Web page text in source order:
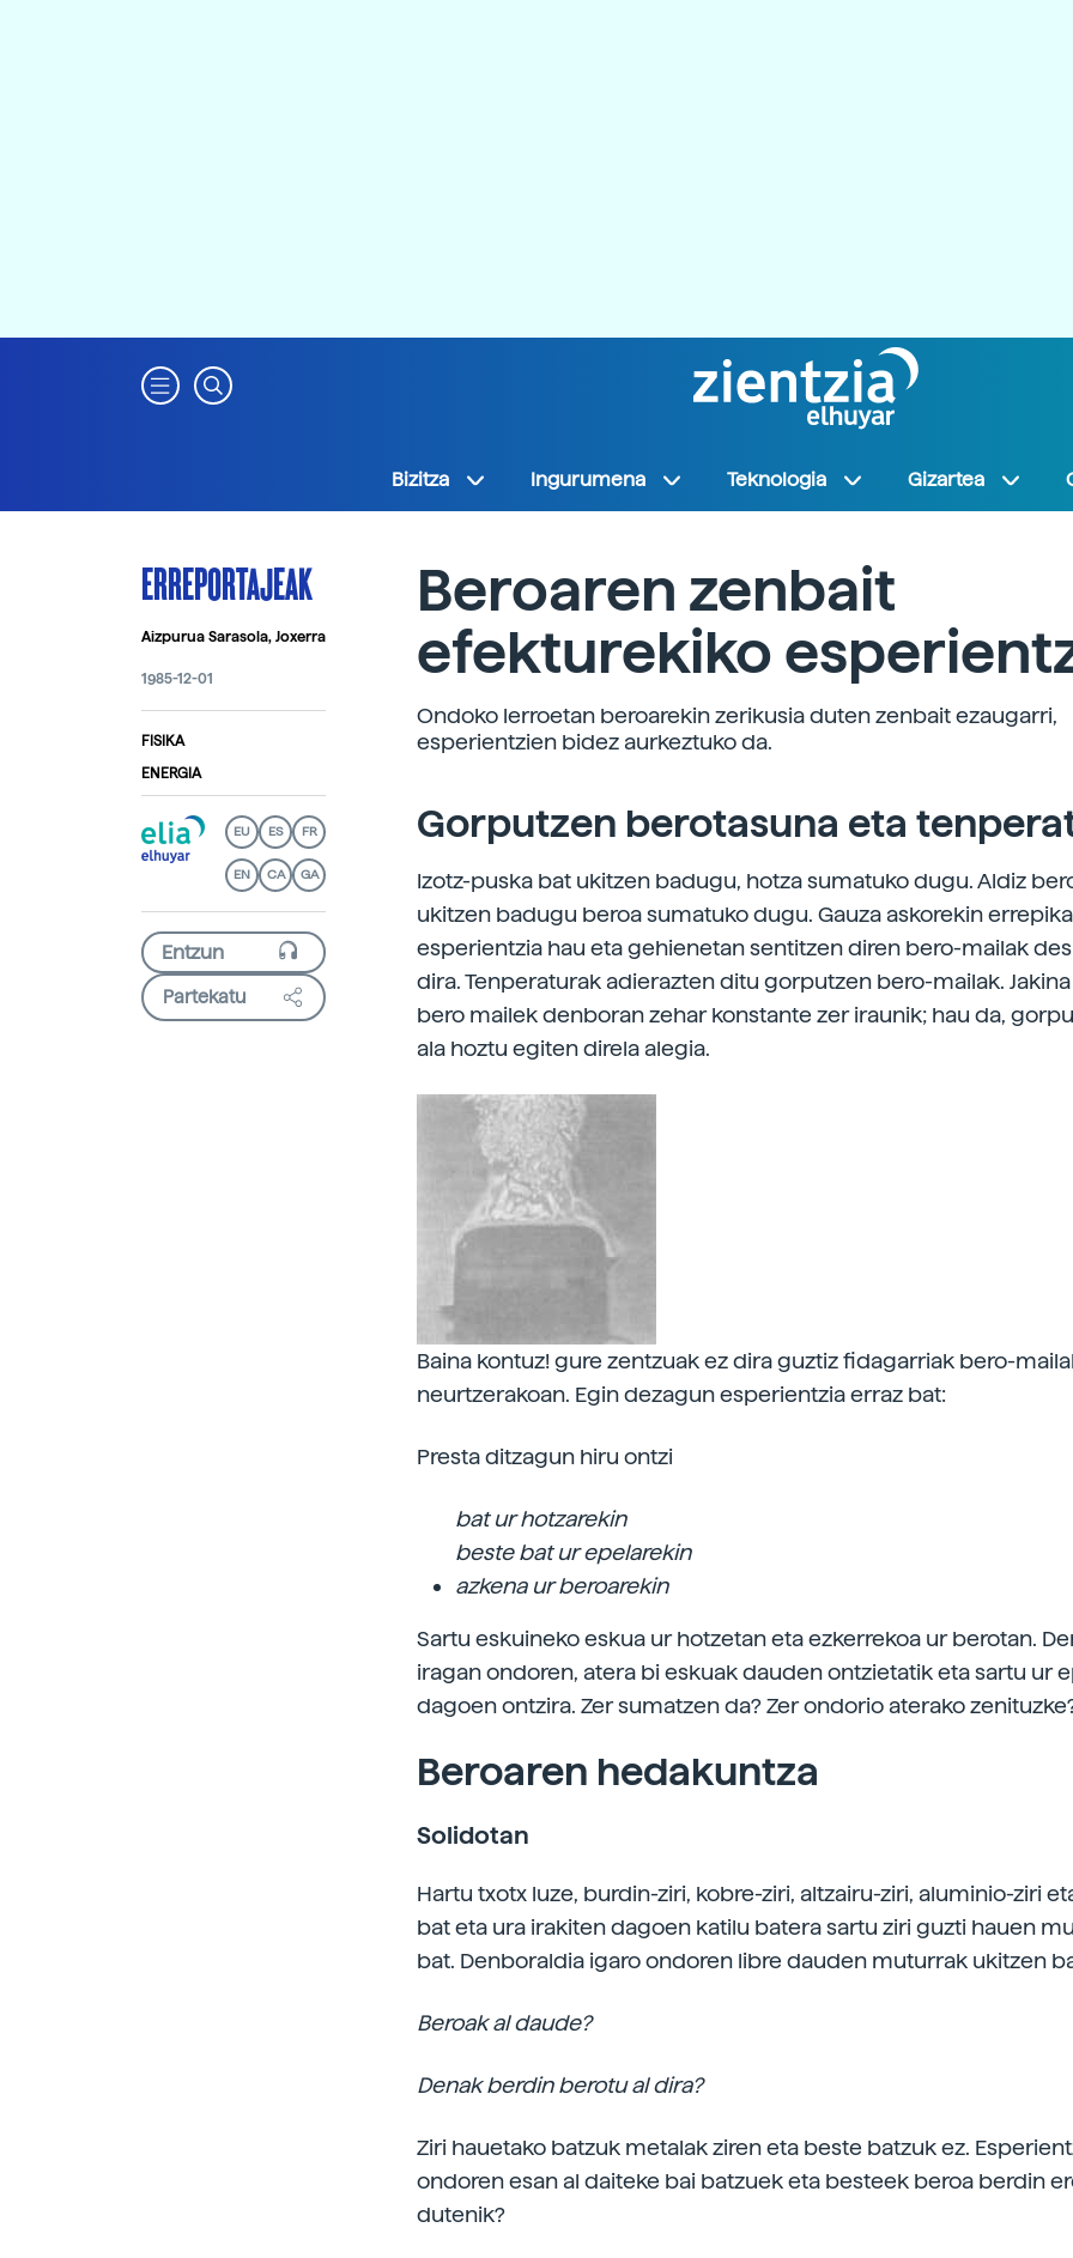
Bizitza Ingurumena Teknologia Gizartea
ERREPORTAJEAK
Aizpurua Sarasola, Joxerra
1985-12-01
FISIKA
ENERGIA
EU ES FR
EN CA GA
Partekatu
Beroaren zenbait
efekturekiko
Ondoko lerroetan beroarekin zerikusia duten zenbait ezaugarri,
esperientzien bidez aurkeztuko da.
Gorputzen berotasuna eta
Izotz-puska bat ukitzen badugu, hotza sumatuko dugu. Aldiz
ukitzen badugu beroa sumatuko dugu. Gauza askorekin
esperientzia hau eta gehienetan sentitzen diren bero-mailak
dira. Tenperaturak adierazten ditu gorputzen bero-mailak.
bero mailek denboran zehar konstante zer iraunik; hau da,
ala hoztu egiten direla alegia.
Baina kontuz! gure zentzuak ez dira guztiz fidagarriak bero-
neurtzerakoan. Egin dezagun esperientzia erraz bat:
Presta ditzagun hiru ontzi
bat ur hotzarekin
beste bat ur epelarekin
azkena ur beroarekin
Sartu eskuineko eskua ur hotzetan eta ezkerrekoa ur berotan.
iragan ondoren, atera bi eskuak dauden ontzietatik eta sartu ur
dagoen ontzira. Zer sumatzen da? Zer ondorio aterako
Beroaren hedakuntza
Solidotan
Hartu txotx luze, burdin-ziri, kobre-ziri, altzairu-ziri, aluminio-ziri
bat eta ura irakiten dagoen katilu batera sartu ziri guzti hauen
bat. Denboraldia igaro ondoren libre dauden muturrak ukitzen
Beroak al daude?
Denak berdin berotu al dira?
Ziri hauetako batzuk metalak ziren eta beste batzuk ez.
ondoren esan al daiteke bai batzuek eta besteek beroa berdin
dutenik?